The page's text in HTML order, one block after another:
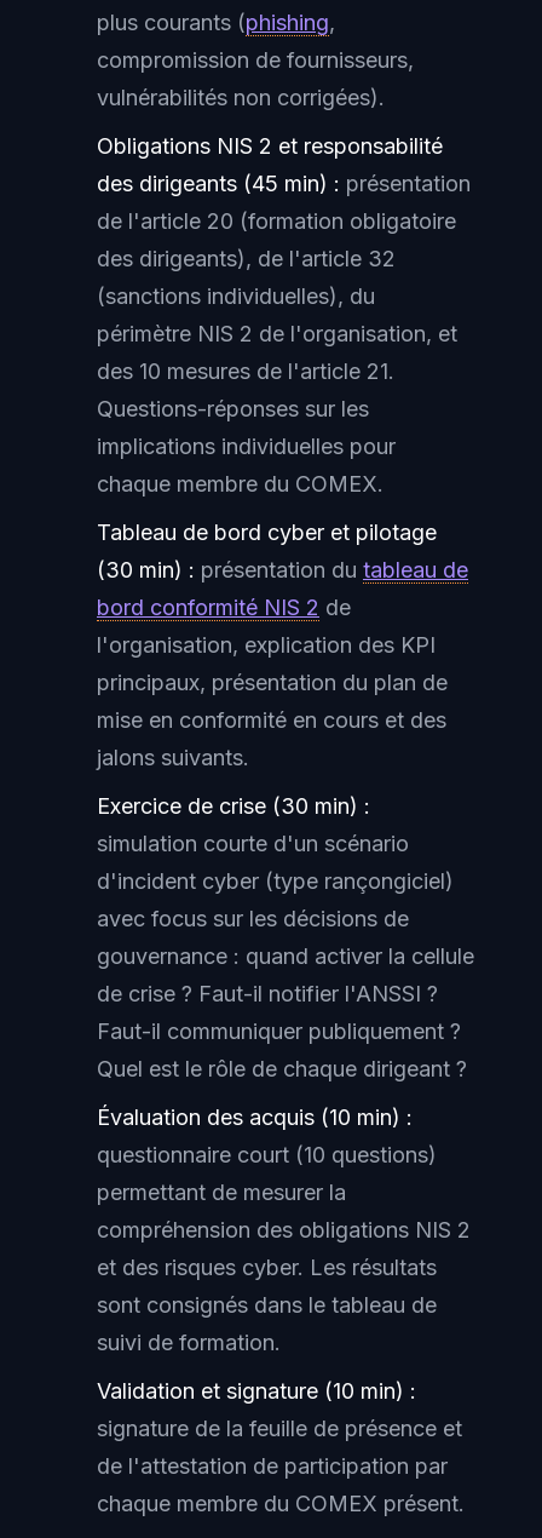
plus courants (phishing,
compromission de fournisseurs,
vulnérabilités non corrigées).
Obligations NIS 2 et responsabilité
des dirigeants (45 min) : présentation
de l'article 20 (formation obligatoire
des dirigeants), de l'article 32
(sanctions individuelles), du
périmètre NIS 2 de l'organisation, et
des 10 mesures de l'article 21.
Questions-réponses sur les
implications individuelles pour
chaque membre du COMEX.
Tableau de bord cyber et pilotage
(30 min) : présentation du tableau de
bord conformité NIS 2 de
l'organisation, explication des KPI
principaux, présentation du plan de
mise en conformité en cours et des
jalons suivants.
Exercice de crise (30 min) :
simulation courte d'un scénario
d'incident cyber (type rançongiciel)
avec focus sur les décisions de
gouvernance : quand activer la cellule
de crise ? Faut-il notifier l'ANSSI ?
Faut-il communiquer publiquement ?
Quel est le rôle de chaque dirigeant ?
Évaluation des acquis (10 min) :
questionnaire court (10 questions)
permettant de mesurer la
compréhension des obligations NIS 2
et des risques cyber. Les résultats
sont consignés dans le tableau de
suivi de formation.
Validation et signature (10 min) :
signature de la feuille de présence et
de l'attestation de participation par
chaque membre du COMEX présent.